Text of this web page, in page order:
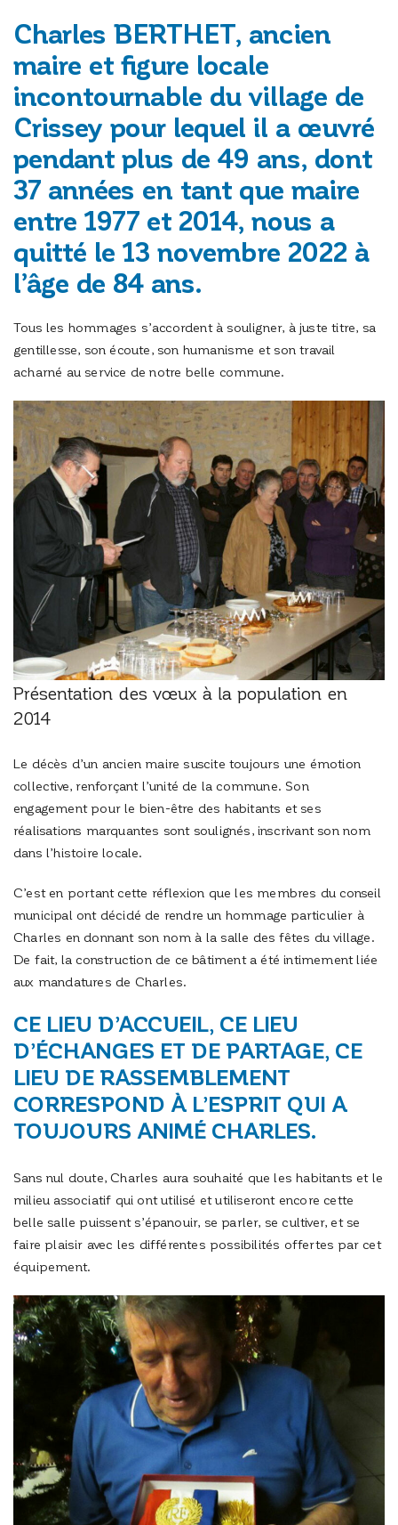
Charles BERTHET, ancien
maire et figure locale
incontournable du village de
Crissey pour lequel il a œuvré
pendant plus de 49 ans, dont
37 années en tant que maire
entre 1977 et 2014, nous a
quitté le 13 novembre 2022 à
l’âge de 84 ans.
Tous les hommages s’accordent à souligner, à juste titre, sa
gentillesse, son écoute, son humanisme et son travail
acharné au service de notre belle commune.
Présentation des vœux à la population en
2014
Le décès d’un ancien maire suscite toujours une émotion
collective, renforçant l’unité de la commune. Son
engagement pour le bien-être des habitants et ses
réalisations marquantes sont soulignés, inscrivant son nom
dans l’histoire locale.
C’est en portant cette réflexion que les membres du conseil
municipal ont décidé de rendre un hommage particulier à
Charles en donnant son nom à la salle des fêtes du village.
De fait, la construction de ce bâtiment a été intimement liée
aux mandatures de Charles.
CE LIEU D’ACCUEIL, CE LIEU
D’ÉCHANGES ET DE PARTAGE, CE
LIEU DE RASSEMBLEMENT
CORRESPOND À L’ESPRIT QUI A
TOUJOURS ANIMÉ CHARLES.
Sans nul doute, Charles aura souhaité que les habitants et le
milieu associatif qui ont utilisé et utiliseront encore cette
belle salle puissent s’épanouir, se parler, se cultiver, et se
faire plaisir avec les différentes possibilités offertes par cet
équipement.